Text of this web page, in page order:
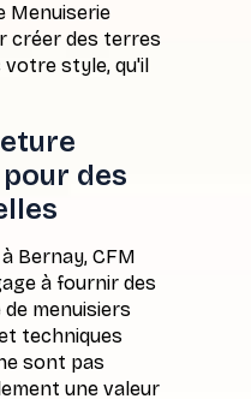
Menuiserie
créer des terres
style, qu'il
des
Bernay, CFM
à fournir des
menuisiers
techniques
sont pas
une valeur